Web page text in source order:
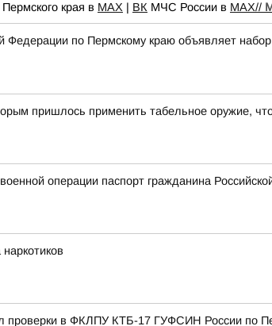
края в МАХ | ВК МЧС России в MAX//
Федерации по Пермскому краю объявляет
пришлось применить табельное оружие,
операции паспорт гражданина
проверки в ФКЛПУ КТБ-17 ГУФСИН России